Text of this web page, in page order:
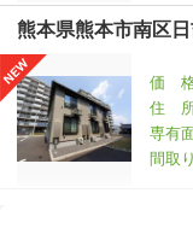
熊本県熊本市南区
価
住
専有
間取り
熊本県熊本市中央